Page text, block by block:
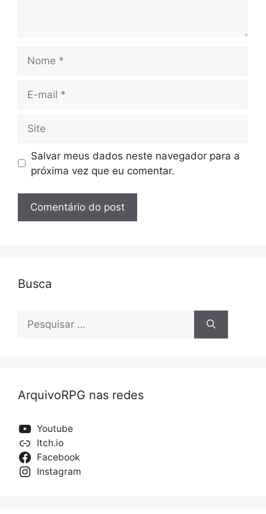
mail
Salvar meus dados neste navegador para a
próxima vez que eu comentar.
Busca
Pesquisar
ArquivoRPG nas redes
Youtube
Itch.io
Facebook
Instagram